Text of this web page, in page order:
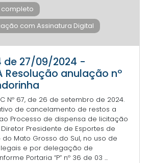
completo
com Assinatura Digital
de 27/09/2024 -
Resolução anulação nº
Nº 67, de 26 de setembro de 2024.
de cancelamento de restos a
Processo de dispensa de licitação
Diretor Presidente de Esportes de
do Mato Grosso do Sul, no uso de
e por delegação de
Portaria “P” nº 36 de 03 ...